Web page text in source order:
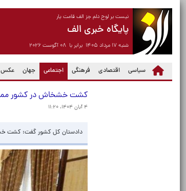
نیست بر لوح دلم جز الف قامت یار
پایگاه خبری الف
شنبه ۱۷ مرداد ۱۴۰۵ برابر با ۰۸ آگوست ۲۰۲۶
سیاسی اقتصادی فرهنگی اجتماعی
(current) جهان عکس
کشت خشخاش در کشور ممنوع
۴ آبان ۱۴۰۴، ۱۱:۲۰
دادستان کل کشور گفت: کشت